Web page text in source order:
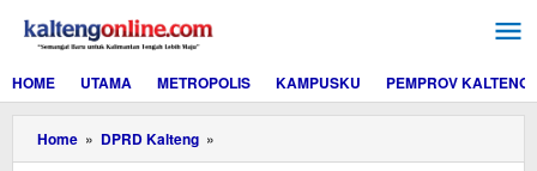
konten
HOME
UTAMA METROPOLIS KAMPUSKU PEMPROV KALTENG
Home » DPRD Kalteng »
Rusak